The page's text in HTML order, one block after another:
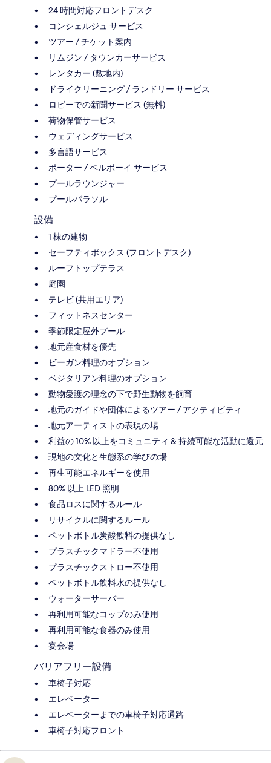
24 時間対応フロントデスク
コンシェルジュ サービス
ツアー / チケット案内
リムジン / タウンカーサービス
レンタカー (敷地内)
ドライクリーニング / ランドリー サービス
ロビーでの新聞サービス (無料)
荷物保管サービス
ウェディングサービス
多言語サービス
ポーター / ベルボーイ サービス
プールラウンジャー
プールパラソル
設備
1 棟の建物
セーフティボックス (フロントデスク)
ルーフトップテラス
庭園
テレビ (共用エリア)
フィットネスセンター
季節限定屋外プール
地元産食材を優先
ビーガン料理のオプション
ベジタリアン料理のオプション
動物愛護の理念の下で野生動物を飼育
地元のガイドや団体によるツアー / アクティビティ
地元アーティストの表現の場
利益の 10% 以上をコミュニティ & 持続可能な活動に還元
現地の文化と生態系の学びの場
再生可能エネルギーを使用
80% 以上 LED 照明
食品ロスに関するルール
リサイクルに関するルール
ペットボトル炭酸飲料の提供なし
プラスチックマドラー不使用
プラスチックストロー不使用
ペットボトル飲料水の提供なし
ウォーターサーバー
再利用可能なコップのみ使用
再利用可能な食器のみ使用
宴会場
バリアフリー設備
車椅子対応
エレベーター
エレベーターまでの車椅子対応通路
車椅子対応フロント